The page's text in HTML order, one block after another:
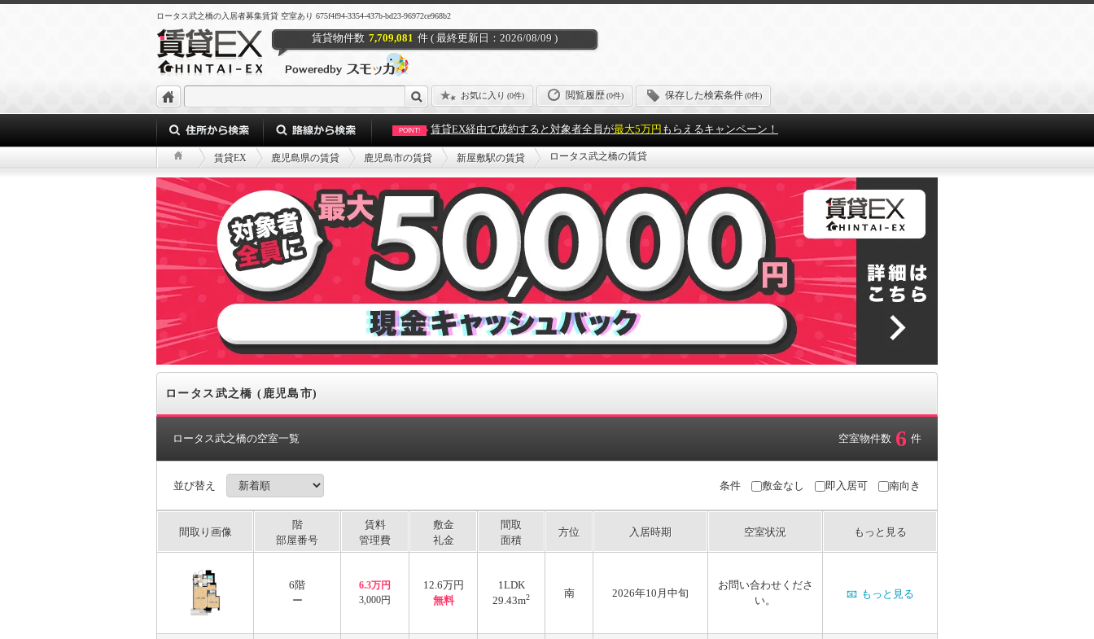
ロータス武之橋の入居者募集賃貸 空室あり 675f4f94-3354-437b-bd23-96972ce968b2
賃貸物件数 7,709,081 件 ( 最終更新日：2026/08/09 )
お気に入り (0件) 閲覧履歴(0件) 保存した検索条件(0件)
POINT! 賃貸EX経由で成約すると対象者全員が最大5万円 もらえるキャンペーン！
賃貸EX 鹿児島県の賃貸 鹿児島市の賃貸 新屋敷駅の賃貸 ロータス武之橋の賃貸
ロータス武之橋 (鹿児島市)
ロータス武之橋の空室一覧 空室物件数 6 件
並び替え 条件 敷金なし 即入居可 南向き
間取り画像
階
部屋番号
賃料
管理費
敷金
礼金
間取
面積
方位 入居時期 空室状況 もっと見る
6階
ー
6.3万円
3,000円
12.6万円
無料
1LDK
29.43m2 南 2026年10月中旬
お問い合わせくださ
い。
📧 もっと見る